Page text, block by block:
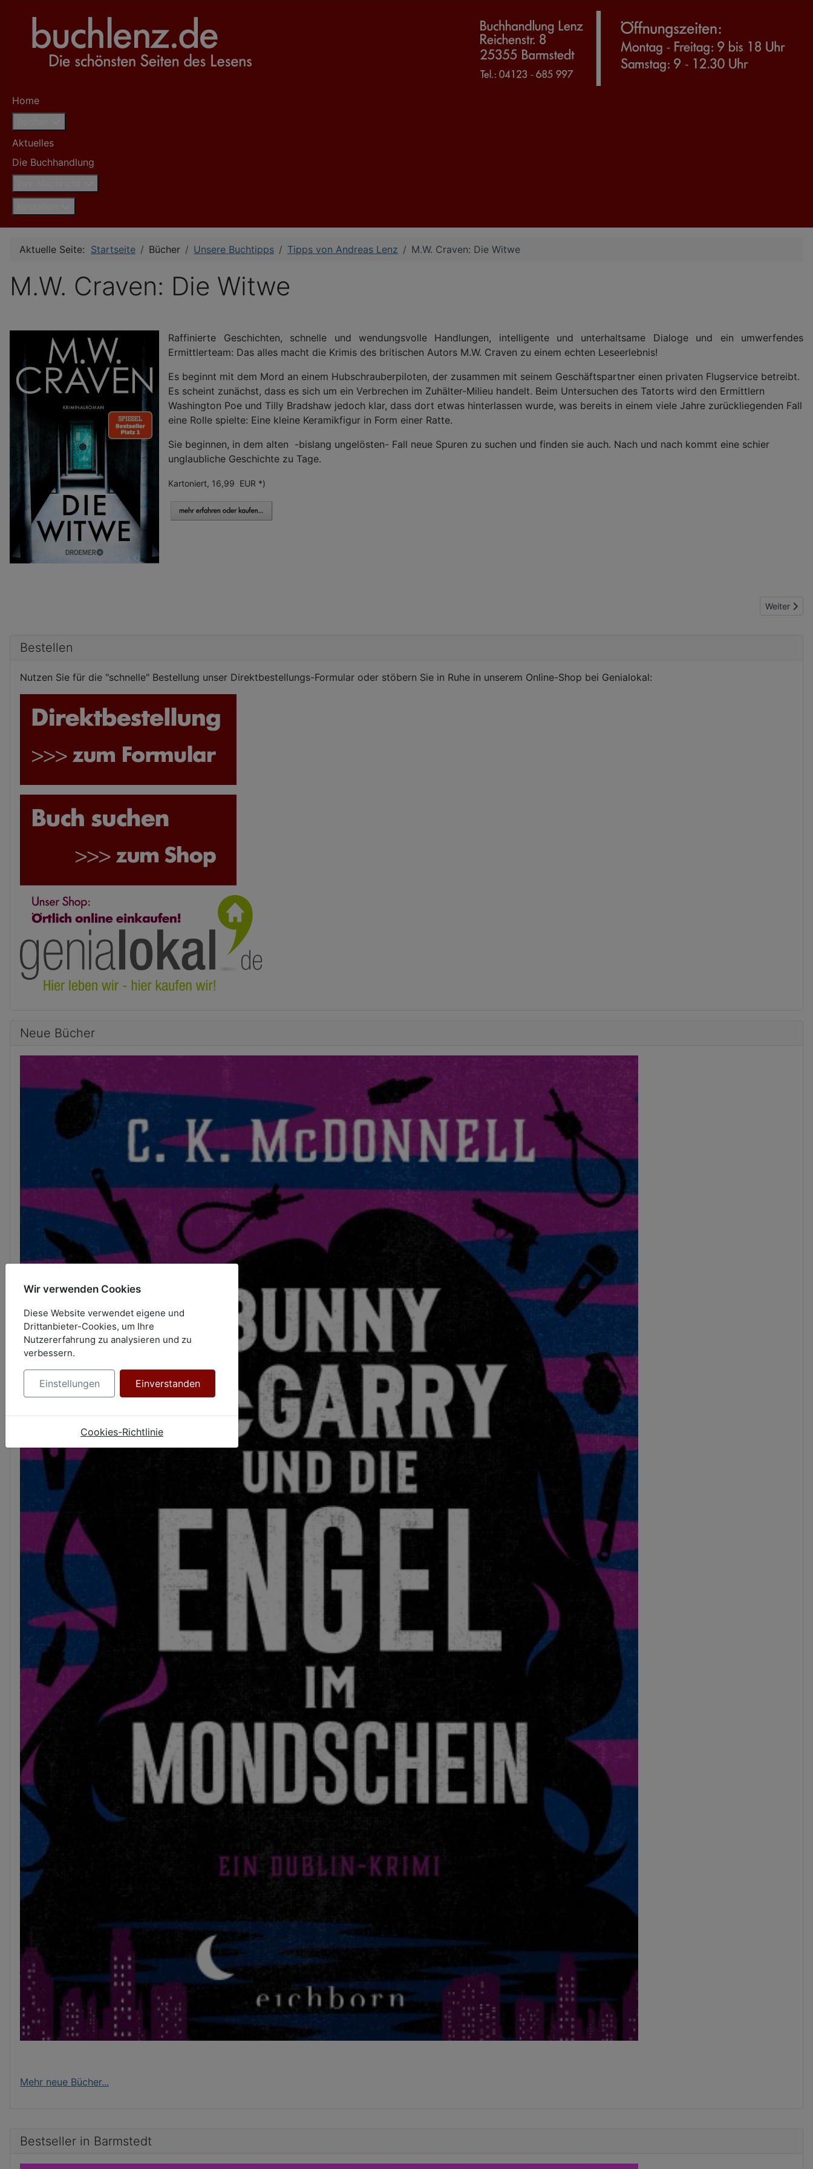
Home
Aktuelles
Die Buchhandlung
Bestseller in Barmstedt
Aktuelle Seite: Startseite Bücher Unsere Buchtipps Tipps von Andreas Lenz M.W. Craven: Die Witwe
M.W. Craven: Die Witwe
Raffinierte Geschichten, schnelle und wendungsvolle Handlungen, intelligente und unterhaltsame Dialoge und ein umwerfendes
Ermittlerteam: Das alles macht die Krimis des britischen Autors M.W. Craven zu einem echten Leseerlebnis!
Es beginnt mit dem Mord an einem Hubschrauberpiloten, der zusammen mit seinem Geschäftspartner einen privaten Flugservice betreibt.
Es scheint zunächst, dass es sich um ein Verbrechen im Zuhälter-Milieu handelt. Beim Untersuchen des Tatorts wird den Ermittlern
Washington Poe und Tilly Bradshaw jedoch klar, dass dort etwas hinterlassen wurde, was bereits in einem viele Jahre zurückliegenden Fall
eine Rolle spielte: Eine kleine Keramikfigur in Form einer Ratte.
Sie beginnen, in dem alten -bislang ungelösten- Fall neue Spuren zu suchen und finden sie auch. Nach und nach kommt eine schier
unglaubliche Geschichte zu Tage.
Kartoniert, 16,99 EUR *)
Nächster
Weiter
Bestellen
Nutzen Sie für die "schnelle" Bestellung unser Direktbestellungs-Formular oder stöbern Sie in Ruhe in unserem Online-Shop bei Genialokal:
Neue Bücher
Mehr neue Bücher...
Wir verwenden Cookies
Diese Website verwendet eigene und
Drittanbieter-Cookies, um Ihre
Nutzererfahrung zu analysieren und zu
verbessern.
Einstellungen Einverstanden
Cookies-Richtlinie